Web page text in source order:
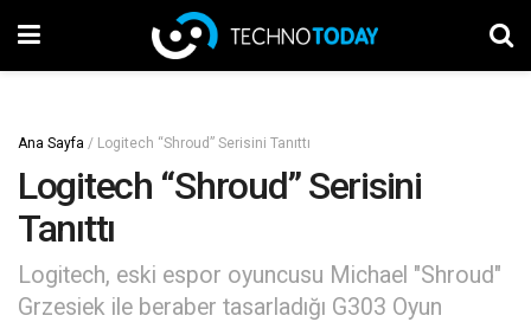
Ana Sayfa / Logitech “Shroud” Serisini Tanıttı
Logitech “Shroud” Serisini
Tanıttı
Logitech, eski espor oyuncusu Michael "Shroud"
Grzesiek ile beraber tasarladığı G303 Oyun